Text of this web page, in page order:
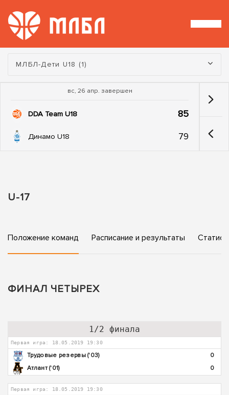
Турнир:
МЛБЛ-Дети U18 (1)
вс, 26 апр. завершен
DDA Team U18 85
Динамо U18 79
U-17
Положение команд Расписание и результаты
ФИНАЛ ЧЕТЫРЕХ
1/2 финала
Первая игра: 18.05.2019 19:30
Трудовые резервы ('03)
0
Атлант ('01)
0
Первая игра: 18.05.2019 19:30